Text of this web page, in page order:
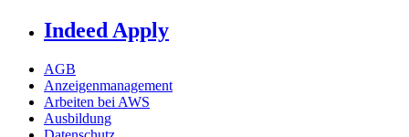
Indeed Apply
AGB
Anzeigenmanagement
Arbeiten bei AWS
Ausbildung